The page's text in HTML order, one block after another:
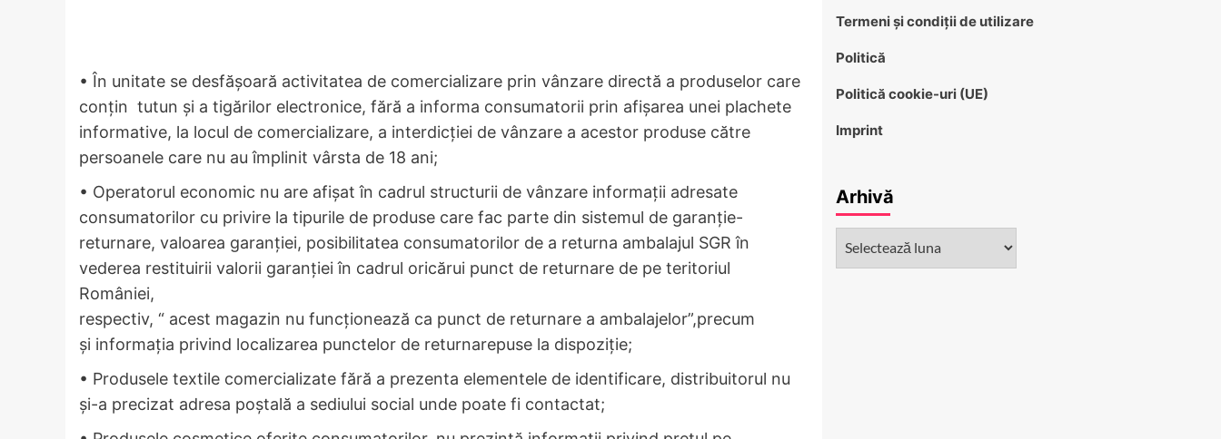
• În unitate se desfășoară activitatea de comercializare prin vânzare directă a produselor care
conțin tutun și a tigărilor electronice, fără a informa consumatorii prin afișarea unei plachete
informative, la locul de comercializare, a interdicției de vânzare a acestor produse către
persoanele care nu au împlinit vârsta de 18 ani;
• Operatorul economic nu are afișat în cadrul structurii de vânzare informații adresate
consumatorilor cu privire la tipurile de produse care fac parte din sistemul de garanție-
returnare, valoarea garanției, posibilitatea consumatorilor de a returna ambalajul SGR în
vederea restituirii valorii garanției în cadrul oricărui punct de returnare de pe teritoriul
României,
respectiv, “ acest magazin nu funcționează ca punct de returnare a ambalajelor”,precum
și informația privind localizarea punctelor de returnarepuse la dispoziție;
• Produsele textile comercializate fără a prezenta elementele de identificare, distribuitorul nu
și-a precizat adresa poștală a sediului social unde poate fi contactat;
Termeni și condiții de utilizare
Politică
Politică cookie-uri (UE)
Imprint
Arhivă